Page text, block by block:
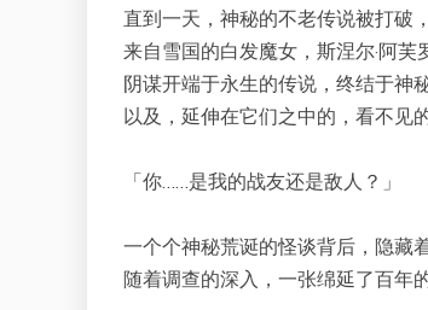
直到一天，神秘的不老传说被打破，
来自雪国的白发魔女，斯涅尔·阿芙
阴谋开端于永生的传说，终结于神
以及，延伸在它们之中的，看不见的
「你……是我的战友还是敌人？」
一个个神秘荒诞的怪谈背后，隐藏
随着调查的深入，一张绵延了百年